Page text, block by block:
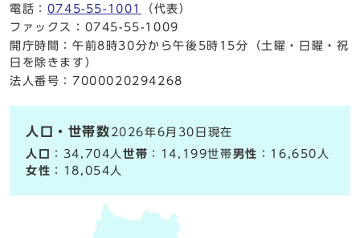
電話： 0745-55-1001
（代表）
ファックス：0745-55-1009
開庁時間：午前8時30分から午後5時15分（土曜・日曜・祝
日を除きます）
法人番号：7000020294268
人口・世帯数 2026年6月30日現在
人口
：34,704人世帯 ：14,199世帯男性 ：16,650人
女性 ：18,054人